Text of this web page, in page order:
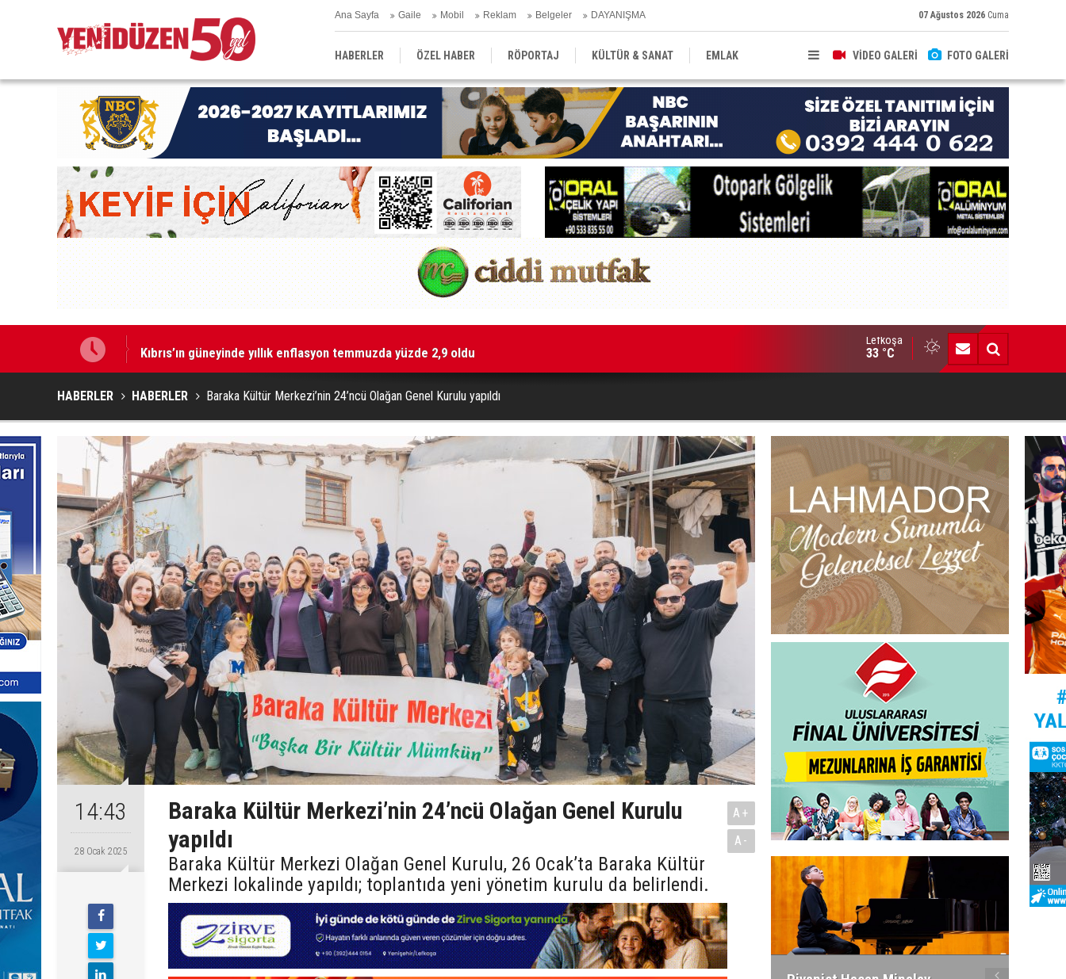
Ana Sayfa Gaile Mobil Reklam Belgeler DAYANIŞMA 07 Ağustos 2026 Cuma
VİDEO GALERİ FOTO GALERİ
HABERLER ÖZEL HABER RÖPORTAJ KÜLTÜR & SANAT EMLAK
EĞİTİM YEREL YÖNETİM DERGİLER SEKTÖR
Kıbrıs’ın güneyinde yıllık enflasyon temmuzda yüzde 2,9 oldu Mahkeme binalarına zarar verenler hakkında yasal işlem başlatıldı
Lefkoşa
33 °C
HABERLER HABERLER Baraka Kültür Merkezi’nin 24’ncü Olağan Genel Kurulu yapıldı
14:43
28 Ocak 2025
Baraka Kültür Merkezi’nin 24’ncü Olağan Genel Kurulu
yapıldı
Baraka Kültür Merkezi Olağan Genel Kurulu, 26 Ocak’ta Baraka Kültür
Merkezi lokalinde yapıldı; toplantıda yeni yönetim kurulu da belirlendi.
A+
A-